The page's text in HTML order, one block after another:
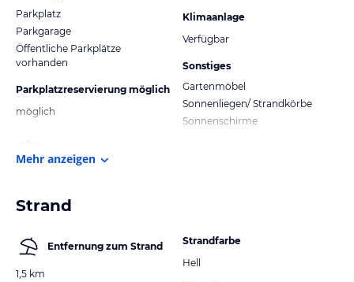
Parkplatz
Parkgarage
Öffentliche Parkplätze
vorhanden
Parkplatzreservierung möglich
möglich
Klimaanlage
Verfügbar
Sonstiges
Gartenmöbel
Sonnenliegen/ Strandkörbe
Sonnenschirme
Mehr anzeigen
Strand
Entfernung zum Strand
1,5 km
Strandfarbe
Hell